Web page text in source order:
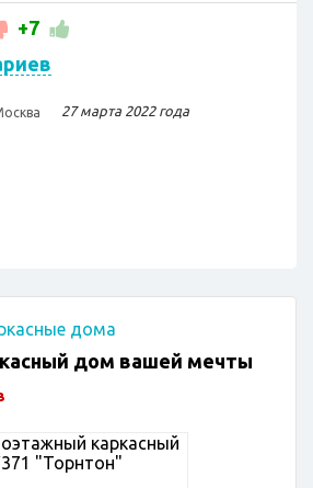
+7
27 марта 2022 года
дом вашей мечты